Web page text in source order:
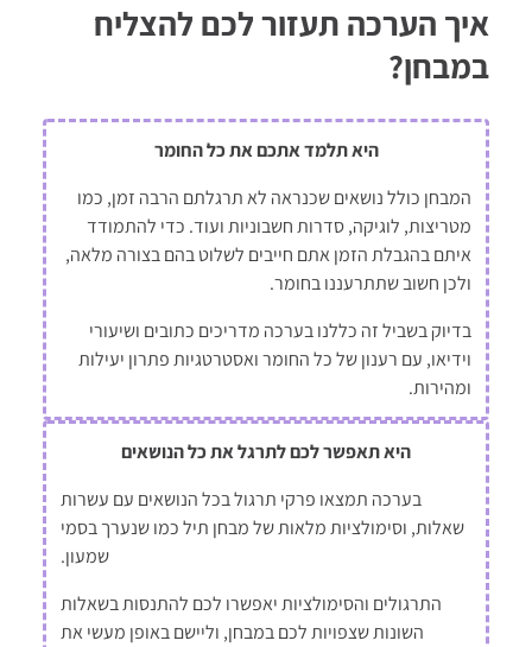
תוקף הערכה: חודש
איך הערכה תעזור לכם להצליח
במבחן?
היא תלמד אתכם את כל החומר
המבחן כולל נושאים שכנראה לא תרגלתם הרבה זמן, כמו
מטריצות, לוגיקה, סדרות חשבוניות ועוד. כדי להתמודד
איתם בהגבלת הזמן אתם חייבים לשלוט בהם בצורה מלאה,
ולכן חשוב שתתרעננו בחומר.
בדיוק בשביל זה כללנו בערכה מדריכים כתובים ושיעורי
וידיאו, עם רענון של כל החומר ואסטרטגיות פתרון יעילות
ומהירות.
היא תאפשר לכם לתרגל את כל הנושאים
בערכה תמצאו פרקי תרגול בכל הנושאים עם עשרות
שאלות, וסימולציות מלאות של מבחן תיל כמו שנערך בסמי
שמעון.
התרגולים והסימולציות יאפשרו לכם להתנסות בשאלות
השונות שצפויות לכם במבחן, וליישם באופן מעשי את